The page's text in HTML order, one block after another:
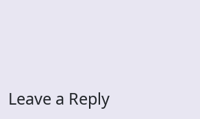
Leave a Reply